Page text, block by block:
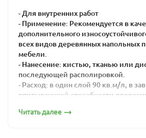
- Для внутренних работ
- Применение: Рекомендуется в
дополнительного
всех видов деревянных напольных
мебели.
- Нанесение: кистью, тканью или
последующей располировкой.
- Расход: в один слой 90 кв.м/л, в
впитывающей способности
- Поверхность: шелковистая
Читать далее